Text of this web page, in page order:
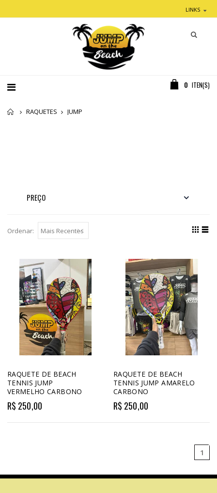
LINKS
0 ITEN(S)
Home
RAQUETES JUMP
PREÇO
Ordenar:
RAQUETE DE BEACH
TENNIS JUMP
VERMELHO CARBONO
R$ 250,00
RAQUETE DE BEACH
TENNIS JUMP AMARELO
CARBONO
R$ 250,00
1